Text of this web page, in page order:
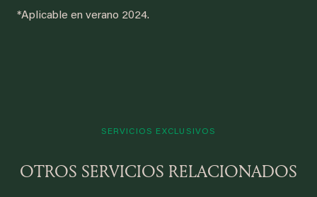
*Aplicable en verano 2024.
SERVICIOS EXCLUSIVOS
OTROS SERVICIOS RELACIONADOS